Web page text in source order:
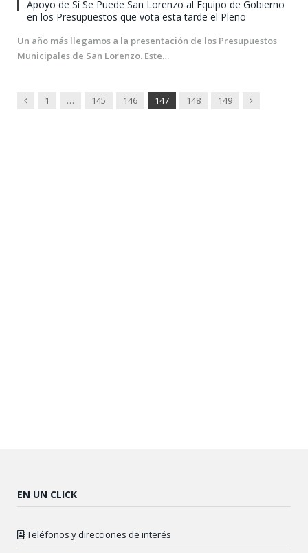
Apoyo de Sí Se Puede San Lorenzo al Equipo de Gobierno
en los Presupuestos que vota esta tarde el Pleno
Un año más llegamos a la presentación de los Presupuestos
Municipales de San Lorenzo. Este…
Previous
1 … 145 146 147 148 149 Next
EN UN CLICK
Teléfonos y direcciones de interés